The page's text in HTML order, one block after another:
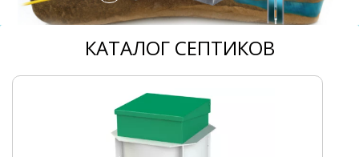
КАТАЛОГ СЕПТИКОВ